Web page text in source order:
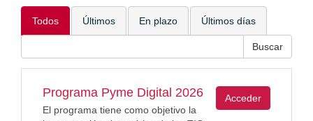
Todos Últimos En plazo Últimos días
Programa Pyme Digital 2026
El programa tiene como objetivo la
Acceder